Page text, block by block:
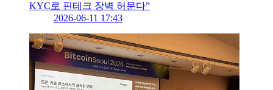
KYC로 핀테크 장벽 허문다”
2026-06-11 17:43